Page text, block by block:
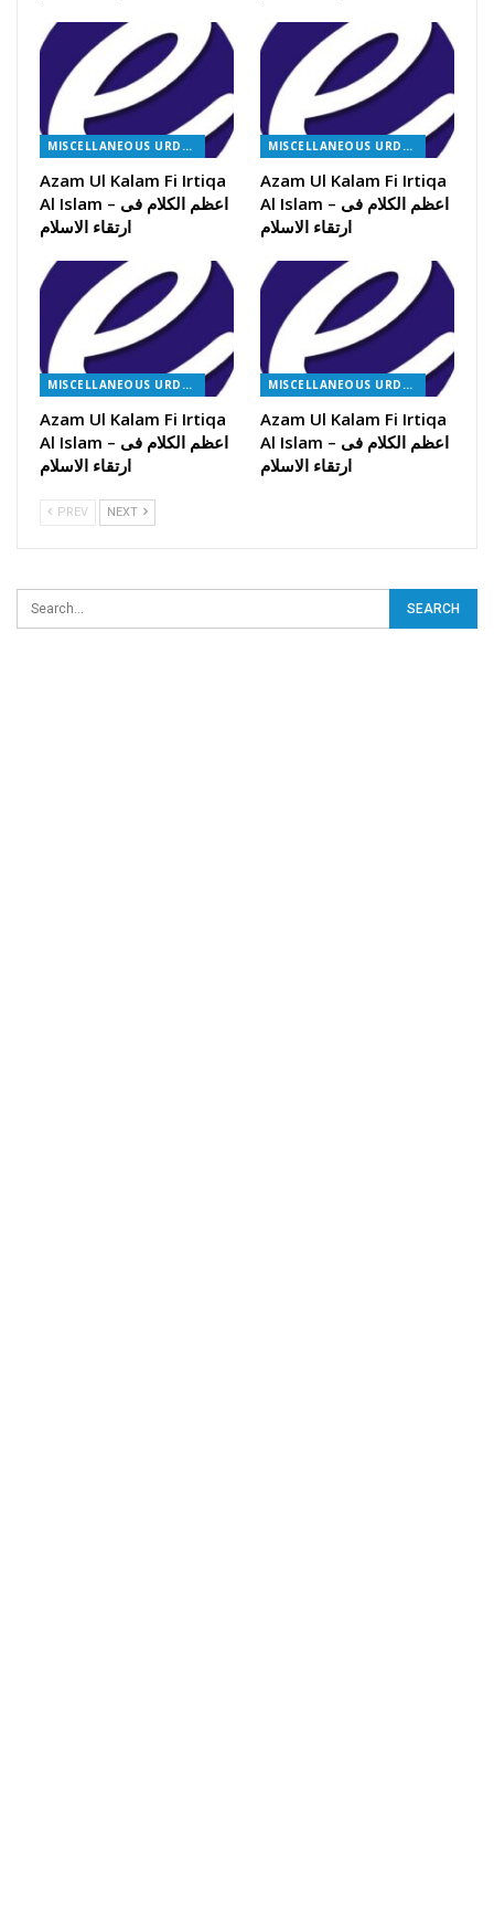
MISCELLANEOUS URDU BOOKS
Azam Ul Kalam Fi Irtiqa
Al Islam – اعظم الکلام فی
ارتقاء الاسلام
MISCELLANEOUS URDU BOOKS
Azam Ul Kalam Fi Irtiqa
Al Islam – اعظم الکلام فی
ارتقاء الاسلام
MISCELLANEOUS URDU BOOKS
Azam Ul Kalam Fi Irtiqa
Al Islam – اعظم الکلام فی
ارتقاء الاسلام
MISCELLANEOUS URDU BOOKS
Azam Ul Kalam Fi Irtiqa
Al Islam – اعظم الکلام فی
ارتقاء الاسلام
PREV NEXT